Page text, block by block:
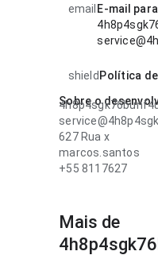
email E-mail
shield Política
Sobre o
627 Rua x
marcos.santos
+55 8117627
Mais de